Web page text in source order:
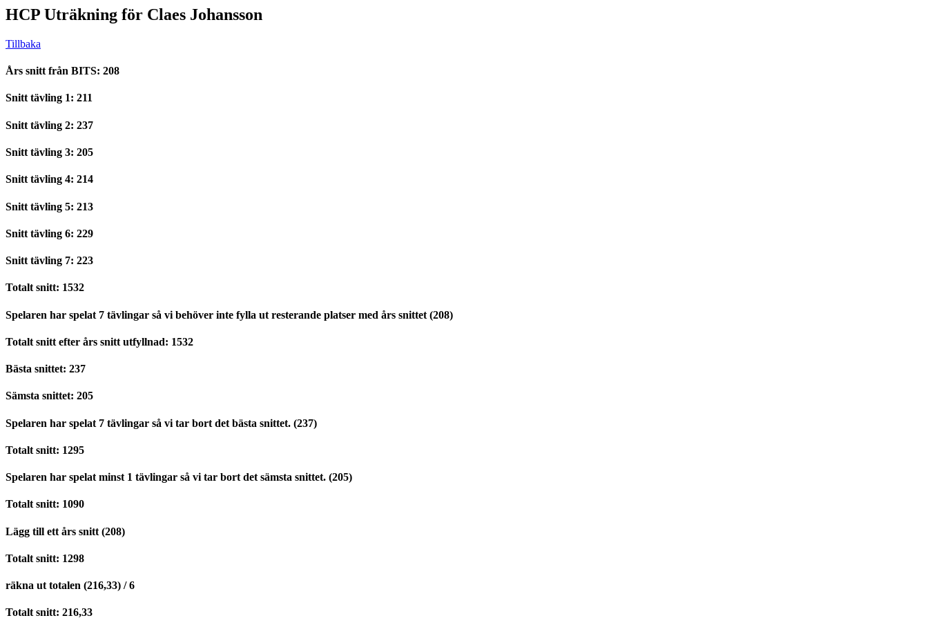
HCP Uträkning för Claes Johansson
Tillbaka
Års snitt från BITS: 208
Snitt tävling 1: 211
Snitt tävling 2: 237
Snitt tävling 3: 205
Snitt tävling 4: 214
Snitt tävling 5: 213
Snitt tävling 6: 229
Snitt tävling 7: 223
Totalt snitt: 1532
Spelaren har spelat 7 tävlingar så vi behöver inte fylla ut resterande platser med års snittet (208)
Totalt snitt efter års snitt utfyllnad: 1532
Bästa snittet: 237
Sämsta snittet: 205
Spelaren har spelat 7 tävlingar så vi tar bort det bästa snittet. (237)
Totalt snitt: 1295
Spelaren har spelat minst 1 tävlingar så vi tar bort det sämsta snittet. (205)
Totalt snitt: 1090
Lägg till ett års snitt (208)
Totalt snitt: 1298
räkna ut totalen (216,33) / 6
Totalt snitt: 216,33